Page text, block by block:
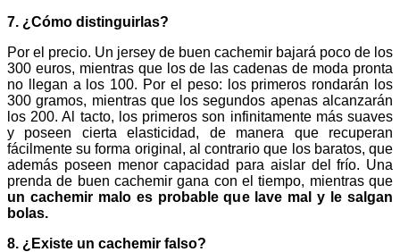
7. ¿Cómo distinguirlas?
Por el precio. Un jersey de buen cachemir bajará poco de los
300 euros, mientras que los de las cadenas de moda pronta
no llegan a los 100. Por el peso: los primeros rondarán los
300 gramos, mientras que los segundos apenas alcanzarán
los 200. Al tacto, los primeros son infinitamente más suaves
y poseen cierta elasticidad, de manera que recuperan
fácilmente su forma original, al contrario que los baratos, que
además poseen menor capacidad para aislar del frío. Una
prenda de buen cachemir gana con el tiempo, mientras que
un cachemir malo es probable que lave mal y le salgan
bolas.
8. ¿Existe un cachemir falso?